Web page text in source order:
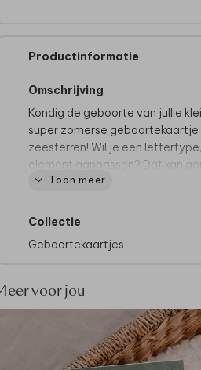
Productinformatie
Omschrijving
Kondig de geboorte van jullie
super zomerse
zeesterren! Wil je een
element aanpassen? Dat kan
online editor.
Toon meer
Collectie
Geboortekaartjes
voor jou